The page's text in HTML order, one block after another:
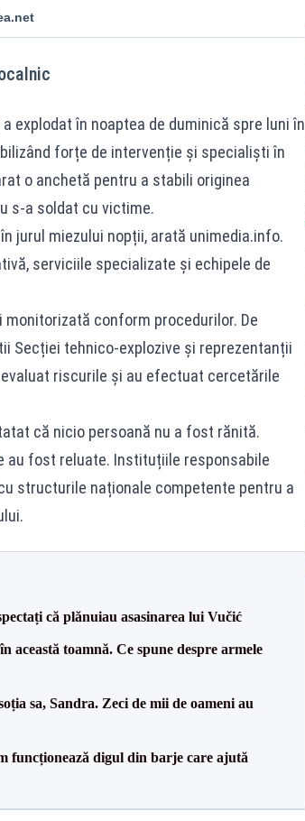
explodat în noaptea de duminică spre luni în
forțe de intervenție și specialiști în
o anchetă pentru a stabili originea
s-a soldat cu victime.
jurul miezului nopții, arată unimedia.info.
serviciile specializate și echipele de
conform procedurilor. De
Secției tehnico-explozive și reprezentanții
riscurile și au efectuat cercetările
că nicio persoană nu a fost rănită.
au fost reluate. Instituțiile responsabile
structurile naționale competente pentru a
că plănuiau asasinarea lui Vučić
toamnă. Ce spune despre armele
sa, Sandra. Zeci de mii de oameni au
funcționează digul din barje care ajută